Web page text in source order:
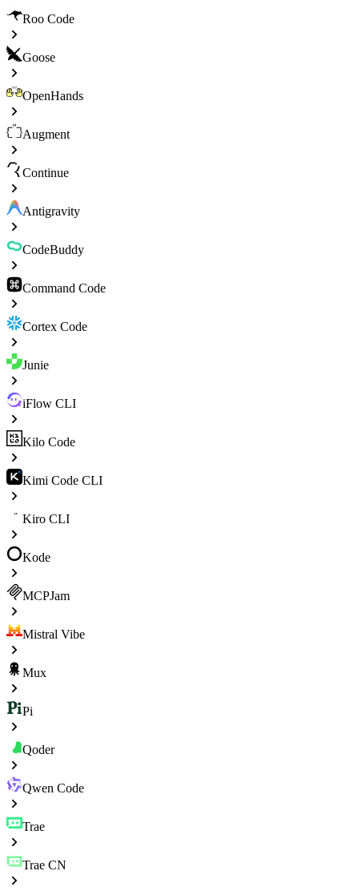
Roo Code
Goose
OpenHands
Augment
Continue
Antigravity
CodeBuddy
Command Code
Cortex Code
Junie
iFlow CLI
Kilo Code
Kimi Code CLI
Kiro CLI
Kode
MCPJam
Mistral Vibe
Mux
Pi
Qoder
Qwen Code
Trae
Trae CN